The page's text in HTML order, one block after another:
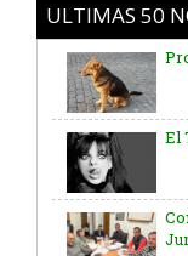
ULTIMAS 50
El